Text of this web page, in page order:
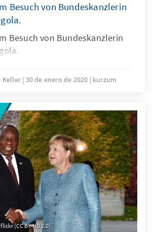
Besuch von Bundeskanzlerin
Besuch von Bundeskanzlerin
Keller 30 de enero de 2020 kurzum
(CC BY-ND 2.0)